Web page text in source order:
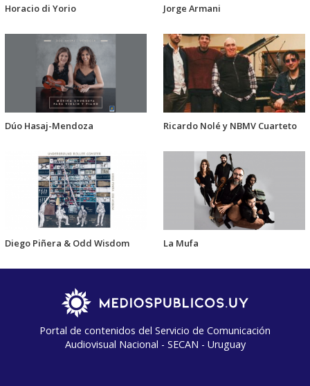
Horacio di Yorio Jorge Armani
Dúo Hasaj-Mendoza Ricardo Nolé y NBMV Cuarteto
Diego Piñera & Odd Wisdom La Mufa
Portal de contenidos del Servicio de Comunicación
Audiovisual Nacional - SECAN - Uruguay